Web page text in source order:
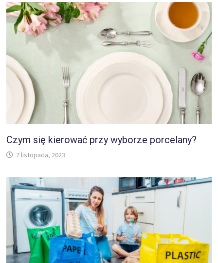
Czym się kierować przy wyborze porcelany?
7 listopada, 2023